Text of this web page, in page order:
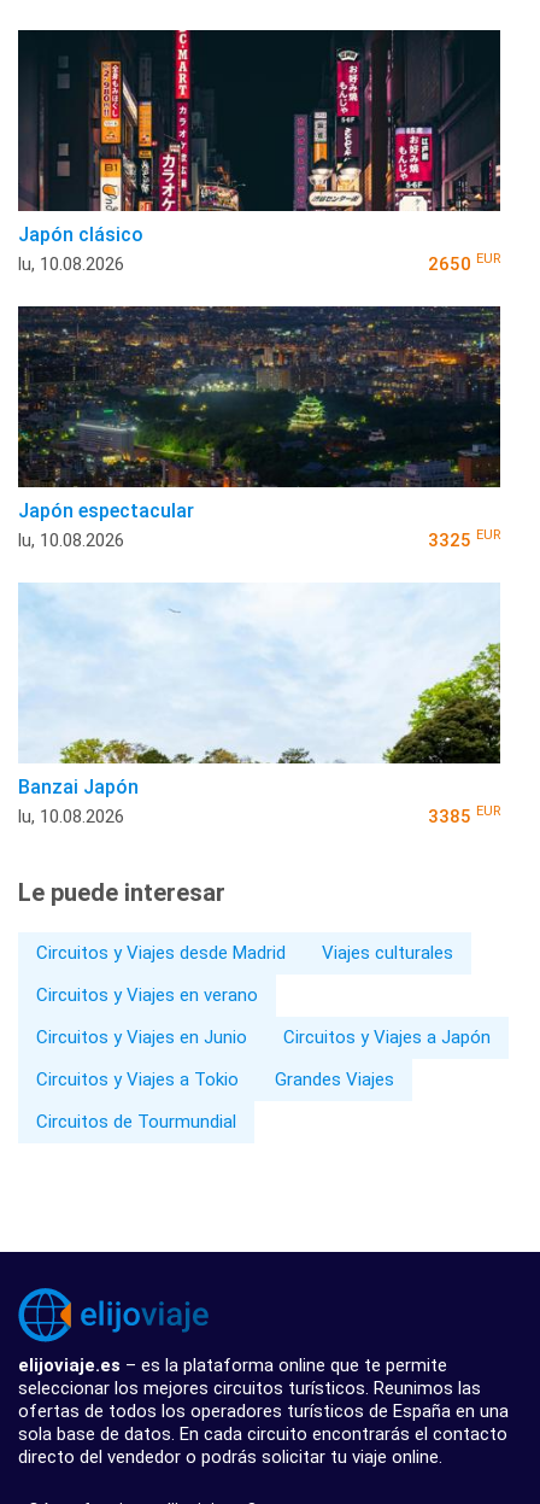
Japón clásico
lu, 10.08.2026 2650 EUR
Japón espectacular
lu, 10.08.2026 3325 EUR
Banzai Japón
lu, 10.08.2026 3385 EUR
Le puede interesar
Circuitos y Viajes desde Madrid
Viajes culturales
Circuitos y Viajes en verano
Circuitos y Viajes en Junio
Circuitos y Viajes a Japón
Circuitos y Viajes a Tokio
Grandes Viajes
Circuitos de Tourmundial
elijoviaje.es – es la plataforma online que te permite
seleccionar los mejores circuitos turísticos. Reunimos las
ofertas de todos los operadores turísticos de España en una
sola base de datos. En cada circuito encontrarás el contacto
directo del vendedor o podrás solicitar tu viaje online.